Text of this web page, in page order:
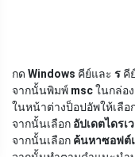
กด Windows คีย์และ ร คี
จากนั้นพิมพ์ mscในกล่อ
ในหน้าต่างป็อปอัพให้เลือ
จากนั้นเลือก อัปเดตไดรเ
จากนั้นเลือก ค้นหาซอฟต์